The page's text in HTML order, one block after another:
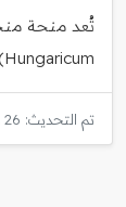
Hungaricum) واحدة من أبرز وأهم برامج المنح...
تم التحديث: 26 ديسمبر، 2025